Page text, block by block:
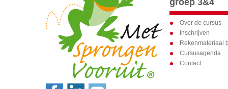
groep 3&4
Over de cursus
Inschrijven
Rekenmateriaal
Cursusagenda
Contact